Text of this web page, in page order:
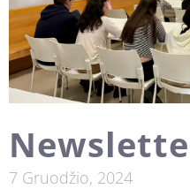
7 Gruodžio, 2024